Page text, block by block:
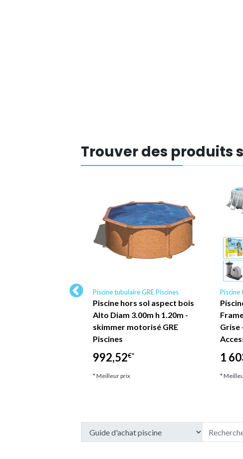
Trouver des produits
Piscine tubulaire GRE Piscines
Piscine hors sol aspect bois
Alto Diam 3.00m h 1.20m -
skimmer motorisé GRE
Piscines
992,52€*
* Meilleur prix
Piscine
Grise
1
*